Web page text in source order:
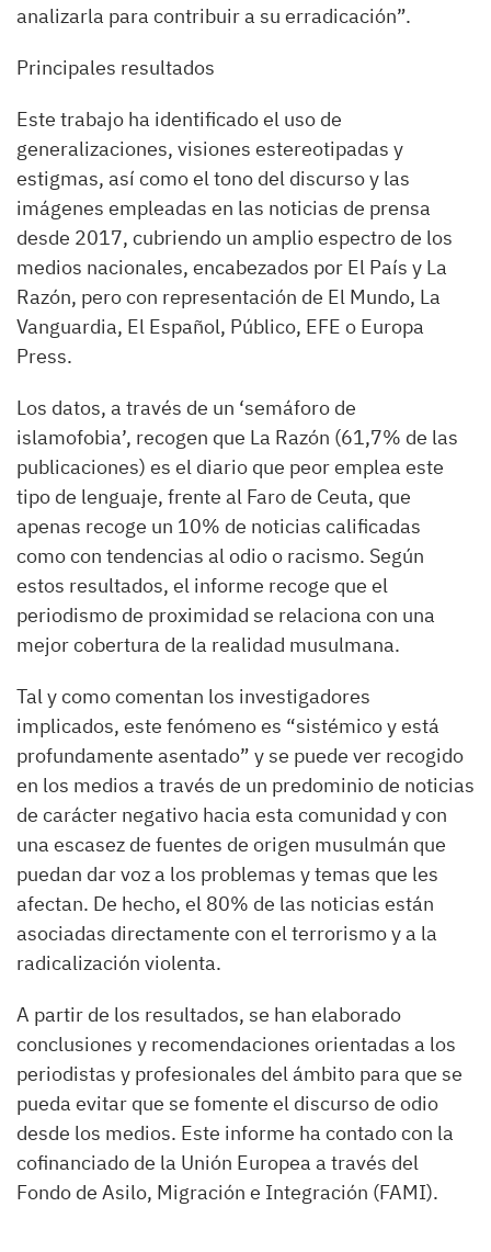
analizarla para contribuir a su erradicación”.
Principales resultados
Este trabajo ha identificado el uso de
generalizaciones, visiones estereotipadas y
estigmas, así como el tono del discurso y las
imágenes empleadas en las noticias de prensa
desde 2017, cubriendo un amplio espectro de los
medios nacionales, encabezados por El País y La
Razón, pero con representación de El Mundo, La
Vanguardia, El Español, Público, EFE o Europa
Press.
Los datos, a través de un ‘semáforo de
islamofobia’, recogen que La Razón (61,7% de las
publicaciones) es el diario que peor emplea este
tipo de lenguaje, frente al Faro de Ceuta, que
apenas recoge un 10% de noticias calificadas
como con tendencias al odio o racismo. Según
estos resultados, el informe recoge que el
periodismo de proximidad se relaciona con una
mejor cobertura de la realidad musulmana.
Tal y como comentan los investigadores
implicados, este fenómeno es “sistémico y está
profundamente asentado” y se puede ver recogido
en los medios a través de un predominio de noticias
de carácter negativo hacia esta comunidad y con
una escasez de fuentes de origen musulmán que
puedan dar voz a los problemas y temas que les
afectan. De hecho, el 80% de las noticias están
asociadas directamente con el terrorismo y a la
radicalización violenta.
A partir de los resultados, se han elaborado
conclusiones y recomendaciones orientadas a los
periodistas y profesionales del ámbito para que se
pueda evitar que se fomente el discurso de odio
desde los medios. Este informe ha contado con la
cofinanciado de la Unión Europea a través del
Fondo de Asilo, Migración e Integración (FAMI).